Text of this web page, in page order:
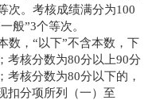
次。考核成绩满分为100
般”3个等次。
，“以下”不含本数，下
考核分数为80分以上90分
考核分数为80分以下的，
扣分项所列（一）至